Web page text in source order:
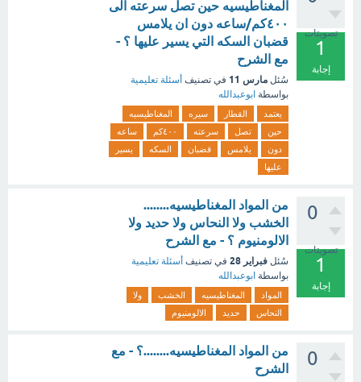
تصويتات
1
إجابة
المغناطيسيه حين تصل سرعته الى
٤٠٠كم/ساعه دون ان يلامس
قضبان السكه التي يسير عليها ؟ -
مع الشرح
سُئل مارس 11 في تصنيف أسئلة تعليمية
بواسطة ابوعبدالله
يعتمد القطار سيره
المغناطيسيه
حين
تصل سرعته ٤٠٠كم
ساعه
دون
يلامس قضبان السكه
يسير
عليها
0
تصويتات
1
إجابة
من المواد المغناطيسيه........
الخشب ولا النحاس ولا حديد ولا
الالومنيوم ؟ - مع الشرح
سُئل فبراير 28 في تصنيف أسئلة تعليمية
بواسطة ابوعبدالله
المواد المغناطيسيه الخشب
ولا
النحاس
حديد الالومنيوم
0
من المواد المغناطيسيه........؟ - مع
الشرح